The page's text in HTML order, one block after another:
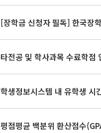
[장학금 신청자 필독] 한국장
타전공 및 학사과목 수료학점
학생정보시스템 내 유학생 시
평점평균 백분위 환산점수